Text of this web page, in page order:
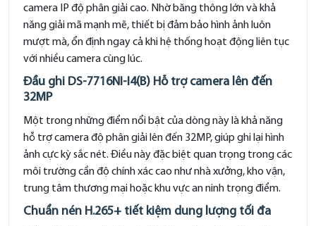
camera IP độ phân giải cao. Nhờ băng thông lớn và khả
năng giải mã mạnh mẽ, thiết bị đảm bảo hình ảnh luôn
mượt mà, ổn định ngay cả khi hệ thống hoạt động liên tục
với nhiều camera cùng lúc.
Đầu ghi DS-7716NI-I4(B) Hỗ trợ camera lên đến
32MP
Một trong những điểm nổi bật của dòng này là khả năng
hỗ trợ camera độ phân giải lên đến 32MP, giúp ghi lại hình
ảnh cực kỳ sắc nét. Điều này đặc biệt quan trọng trong các
môi trường cần độ chính xác cao như nhà xưởng, kho vận,
trung tâm thương mại hoặc khu vực an ninh trọng điểm.
Chuẩn nén H.265+ tiết kiệm dung lượng tối đa